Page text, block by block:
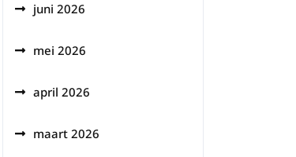
juni 2026
mei 2026
april 2026
maart 2026